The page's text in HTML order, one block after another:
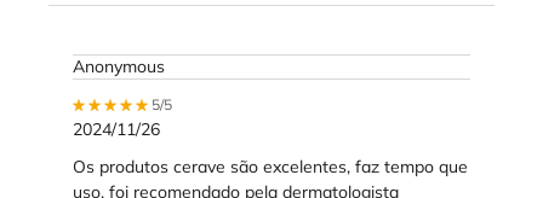
Anonymous
5 out of 5 stars.
5/5
2024/11/26
Os produtos cerave são excelentes, faz tempo que
uso, foi recomendado pela dermatologista